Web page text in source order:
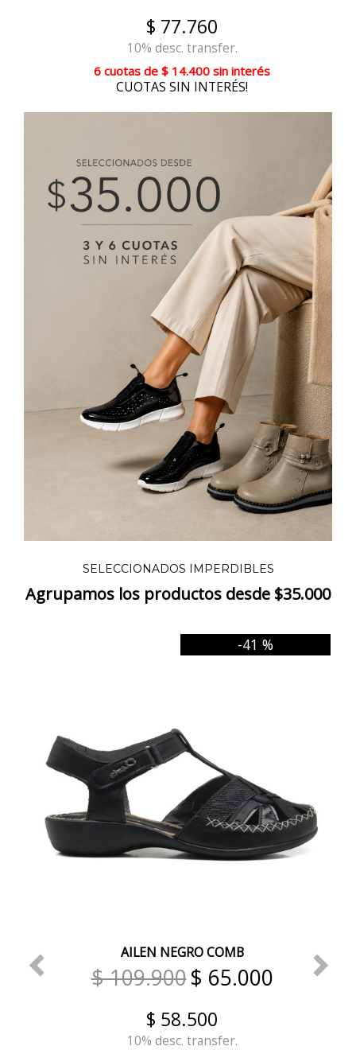
$ 77.760
10% desc. transfer.
6 cuotas de $ 14.400 sin interés
CUOTAS SIN INTERÉS!
SELECCIONADOS IMPERDIBLES
Agrupamos los productos desde $35.000
-41 %
AILEN NEGRO COMB
$ 109.900$ 65.000
$ 58.500
10% desc. transfer.